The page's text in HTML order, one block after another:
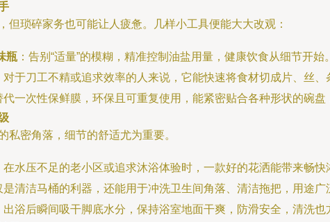
但琐碎家务也可能让人疲惫。几样小工具便能大大改观：
瓶 ：告别“适量”的模糊，精准控制油盐用量，健康饮食从细节开始。
对于刀工不精或追求效率的人来说，它能快速将食材切成片、丝、
代一次性保鲜膜，环保且可重复使用，能紧密贴合各种形状的碗盘
私密角落，细节的舒适尤为重要。
在水压不足的老小区或追求沐浴体验时，一款好的花洒能带来畅快
是清洁马桶的利器，还能用于冲洗卫生间角落、清洁拖把，用途广
出浴后瞬间吸干脚底水分，保持浴室地面干爽，防滑安全，清洗也